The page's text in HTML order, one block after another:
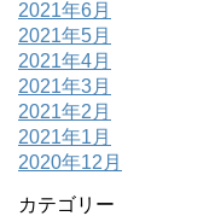
2021年6月
2021年5月
2021年4月
2021年3月
2021年2月
2021年1月
2020年12月
カテゴリー